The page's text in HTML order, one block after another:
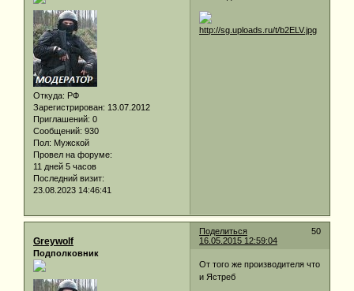
Откуда: РФ
Зарегистрирован: 13.07.2012
Приглашений: 0
Сообщений: 930
Пол: Мужской
Провел на форуме:
11 дней 5 часов
Последний визит:
23.08.2023 14:46:41
Поделиться
50
16.05.2015 12:59:04
Greywolf
Подполковник
От того же производителя что
и Ястреб